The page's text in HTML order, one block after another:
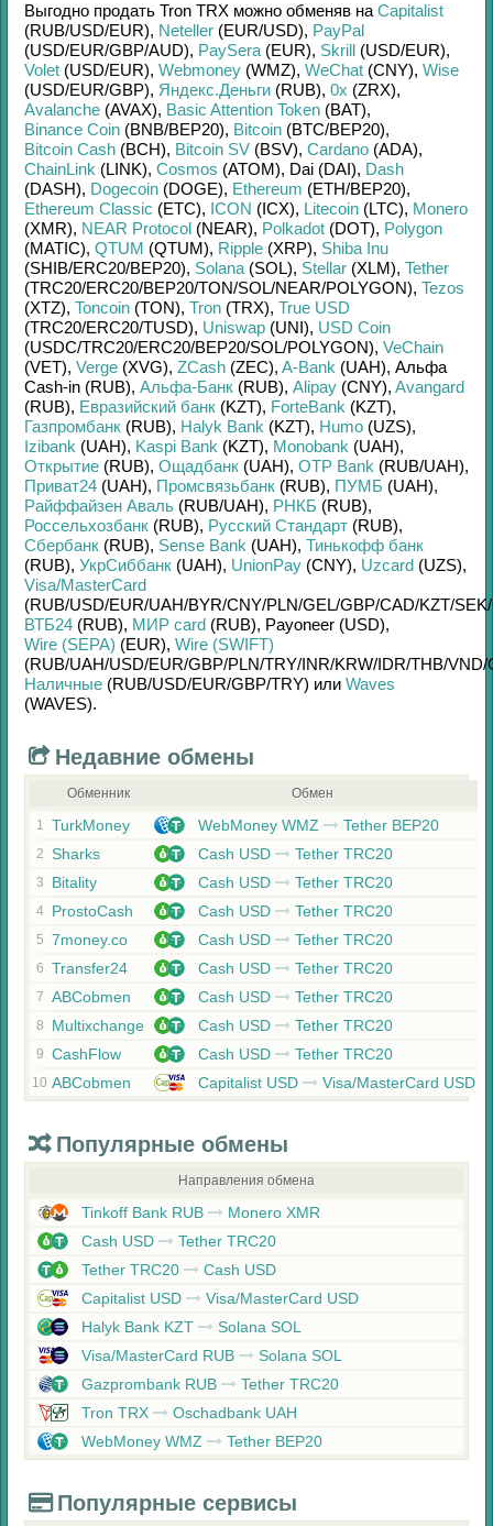
Выгодно продать Tron TRX можно обменяв на Capitalist
(RUB/USD/EUR), Neteller (EUR/USD), PayPal
(USD/EUR/GBP/AUD), PaySera (EUR), Skrill (USD/EUR),
Volet (USD/EUR), Webmoney (WMZ), WeChat (CNY), Wise
(USD/EUR/GBP), Яндекс.Деньги (RUB), 0x (ZRX),
Avalanche (AVAX), Basic Attention Token (BAT),
Binance Coin (BNB/BEP20), Bitcoin (BTC/BEP20),
Bitcoin Cash (BCH), Bitcoin SV (BSV), Cardano (ADA),
ChainLink (LINK), Cosmos (ATOM), Dai (DAI), Dash
(DASH), Dogecoin (DOGE), Ethereum (ETH/BEP20),
Ethereum Classic (ETC), ICON (ICX), Litecoin (LTC), Monero
(XMR), NEAR Protocol (NEAR), Polkadot (DOT), Polygon
(MATIC), QTUM (QTUM), Ripple (XRP), Shiba Inu
(SHIB/ERC20/BEP20), Solana (SOL), Stellar (XLM), Tether
(TRC20/ERC20/BEP20/TON/SOL/NEAR/POLYGON), Tezos
(XTZ), Toncoin (TON), Tron (TRX), True USD
(TRC20/ERC20/TUSD), Uniswap (UNI), USD Coin
(USDC/TRC20/ERC20/BEP20/SOL/POLYGON), VeChain
(VET), Verge (XVG), ZCash (ZEC), A-Bank (UAH), Альфа
Cash-in (RUB), Альфа-Банк (RUB), Alipay (CNY), Avangard
(RUB), Евразийский банк (KZT), ForteBank (KZT),
Газпромбанк (RUB), Halyk Bank (KZT), Humo (UZS),
Izibank (UAH), Kaspi Bank (KZT), Monobank (UAH),
Открытие (RUB), Ощадбанк (UAH), OTP Bank (RUB/UAH),
Приват24 (UAH), Промсвязьбанк (RUB), ПУМБ (UAH),
Райффайзен Аваль (RUB/UAH), РНКБ (RUB),
Россельхозбанк (RUB), Русский Стандарт (RUB),
Сбербанк (RUB), Sense Bank (UAH), Тинькофф банк
(RUB), УкрСиббанк (UAH), UnionPay (CNY), Uzcard (UZS),
Visa/MasterCard
(RUB/USD/EUR/UAH/BYR/CNY/PLN/GEL/GBP/CAD/KZT/SEK/
ВТБ24 (RUB), МИР card (RUB), Payoneer (USD),
Wire (SEPA) (EUR), Wire (SWIFT)
(RUB/UAH/USD/EUR/GBP/PLN/TRY/INR/KRW/IDR/THB/VND/
Наличные (RUB/USD/EUR/GBP/TRY) или Waves
(WAVES).
Недавние обмены
Обменник Обмен
1 TurkMoney WebMoney WMZ Tether BEP20
2 Sharks Cash USD Tether TRC20
3 Bitality Cash USD Tether TRC20
4 ProstoCash Cash USD Tether TRC20
5 7money.co Cash USD Tether TRC20
6 Transfer24 Cash USD Tether TRC20
7 ABCobmen Cash USD Tether TRC20
8 Multixchange Cash USD Tether TRC20
9 CashFlow Cash USD Tether TRC20
10 ABCobmen Capitalist USD Visa/MasterCard USD
Популярные обмены
Направления обмена
Tinkoff Bank RUB
Monero XMR
Cash USD
Tether TRC20
Tether TRC20
Cash USD
Capitalist USD
Visa/MasterCard USD
Halyk Bank KZT
Solana SOL
Visa/MasterCard RUB
Solana SOL
Gazprombank RUB
Tether TRC20
Tron TRX
Oschadbank UAH
WebMoney WMZ
Tether BEP20
Популярные сервисы